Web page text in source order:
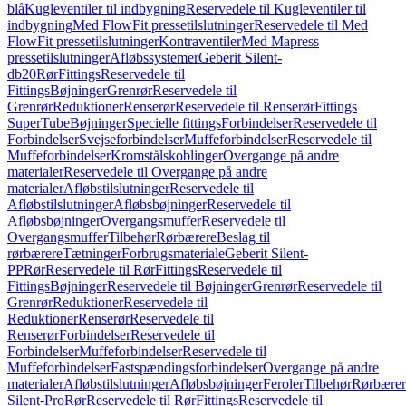
blåKugleventiler til indbygningReservedele til Kugleventiler til
indbygningMed FlowFit pressetilslutningerReservedele til Med
FlowFit pressetilslutningerKontraventilerMed Mapress
pressetilslutningerAfløbssystemerGeberit Silent-
db20RørFittingsReservedele til
FittingsBøjningerGrenrørReservedele til
GrenrørReduktionerRenserørReservedele til RenserørFittings
SuperTubeBøjningerSpecielle fittingsForbindelserReservedele til
ForbindelserSvejseforbindelserMuffeforbindelserReservedele til
MuffeforbindelserKromstålskoblingerOvergange på andre
materialerReservedele til Overgange på andre
materialerAfløbstilslutningerReservedele til
AfløbstilslutningerAfløbsbøjningerReservedele til
AfløbsbøjningerOvergangsmufferReservedele til
OvergangsmufferTilbehørRørbærereBeslag til
rørbærereTætningerForbrugsmaterialeGeberit Silent-
PPRørReservedele til RørFittingsReservedele til
FittingsBøjningerReservedele til BøjningerGrenrørReservedele til
GrenrørReduktionerReservedele til
ReduktionerRenserørReservedele til
RenserørForbindelserReservedele til
ForbindelserMuffeforbindelserReservedele til
MuffeforbindelserFastspændingsforbindelserOvergange på andre
materialerAfløbstilslutningerAfløbsbøjningerFerolerTilbehør
Silent-ProRørReservedele til RørFittingsReservedele til